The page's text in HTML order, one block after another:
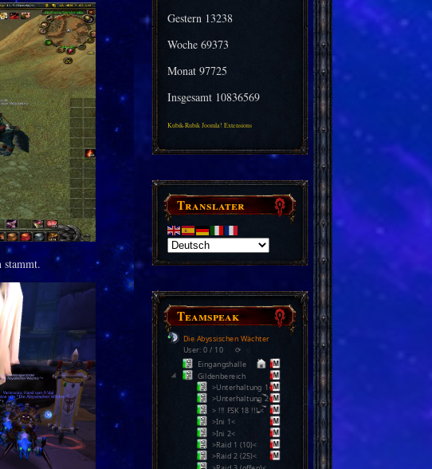
Gestern 13238
Woche69373
Monat97725
Insgesamt 10836569
Kubik-Rubik Joomla! Extensions
Translater
Teamspeak
Die Abyssischen Wächter
User: 0 / 10 ⟳
Eingangshalle
Gildenbereich
>Unterhaltung 1<
>Unterhaltung 2<
> !!! FSK 18 !!! <
>Ini 1<
>Ini 2<
>Raid 1 (10)<
>Raid 2 (25)<